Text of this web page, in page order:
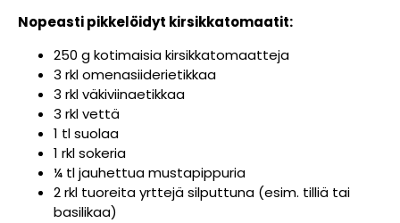
Nopeasti pikkelöidyt kirsikkatomaatit:
250 g kotimaisia kirsikkatomaatteja
3 rkl omenasiiderietikkaa
3 rkl väkiviinaetikkaa
3 rkl vettä
1 tl suolaa
1 rkl sokeria
¼ tl jauhettua mustapippuria
2 rkl tuoreita yrttejä silputtuna (esim. tilliä tai
basilikaa)